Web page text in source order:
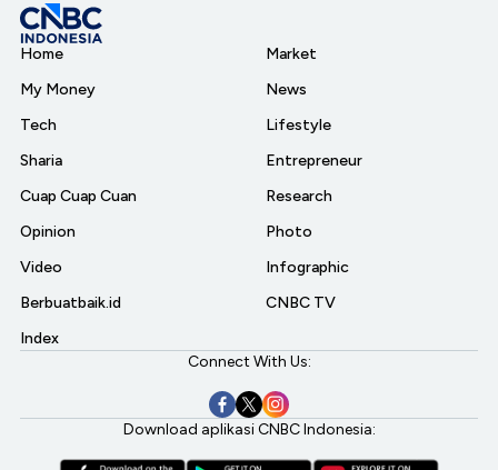
Home
My Money
Tech
Sharia
Cuap Cuap Cuan
Opinion
Video
Berbuatbaik.id
Index
Market
News
Lifestyle
Entrepreneur
Research
Photo
Infographic
CNBC TV
Connect With Us:
Download aplikasi CNBC Indonesia: